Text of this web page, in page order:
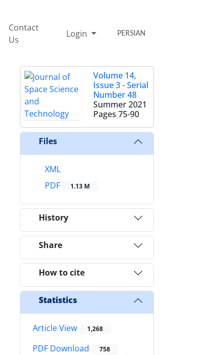
Contact
Us
Login PERSIAN
Volume 14,
Issue 3 - Serial
Number 48
Summer 2021
Pages 75-90
Files
XML
PDF
1.13 M
History
Share
How to cite
Statistics
Article View 1,268
PDF Download 758